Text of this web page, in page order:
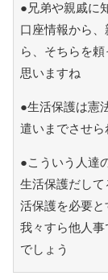
●兄弟や親戚に
口座情報から
ら、そちらを
思いますね
●生活保護は憲
遣いまでさせら
●こういう人達
生活保護だし
活保護を必要
我々すら他人
でしょう